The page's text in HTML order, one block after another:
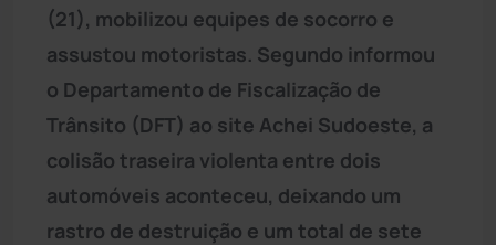
(21), mobilizou equipes de socorro e
assustou motoristas. Segundo informou
o Departamento de Fiscalização de
Trânsito (DFT) ao site Achei Sudoeste, a
colisão traseira violenta entre dois
automóveis aconteceu, deixando um
rastro de destruição e um total de sete